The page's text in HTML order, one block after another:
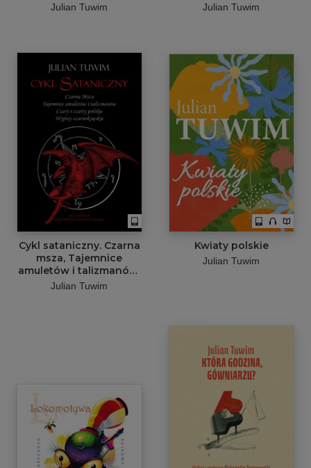
Julian Tuwim Julian Tuwim
Cykl sataniczny. Czarna
msza, Tajemnice
amuletów i talizmanów,
Czary i czarty polskie,
Julian Tuwim
Kwiaty polskie
Julian Tuwim